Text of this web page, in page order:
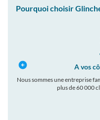
Pourquoi choisir
A vos
Nous sommes une entreprise
plus de 60 000